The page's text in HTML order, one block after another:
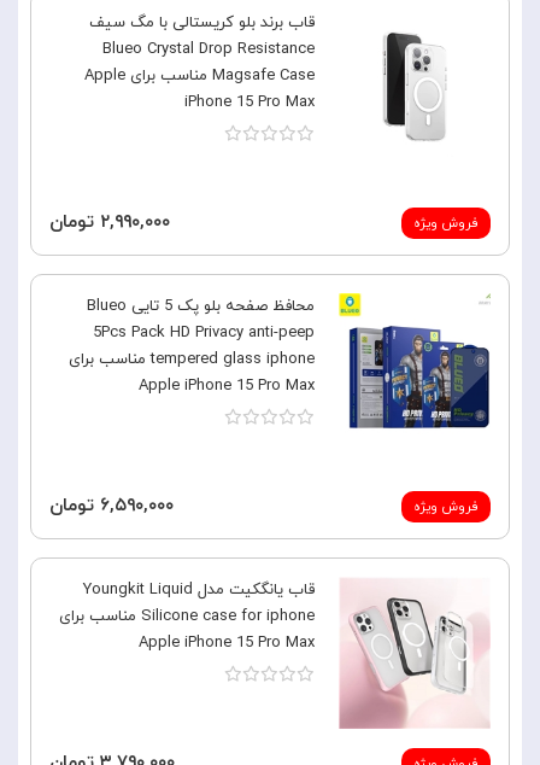
فروش ویژه
قاب برند بلو کریستالی با مگ سیف
Blueo Crystal Drop Resistance
Magsafe Case مناسب برای Apple
iPhone 15 Pro Max
۲,۹۹۰,۰۰۰ تومان
فروش ویژه
محافظ صفحه بلو پک 5 تایی Blueo
5Pcs Pack HD Privacy anti-peep
tempered glass iphone مناسب برای
Apple iPhone 15 Pro Max
۶,۵۹۰,۰۰۰ تومان
قاب یانگکیت مدل Youngkit Liquid
Silicone case for iphone مناسب برای
Apple iPhone 15 Pro Max